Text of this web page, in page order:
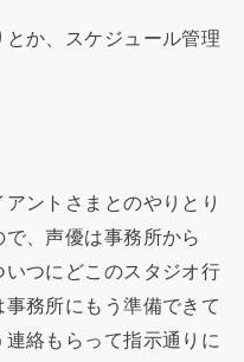
か、スケジュール管理
ントさまとのやりとり
、声優は事務所から
いつにどこのスタジオ行
務所にもう準備できて
絡もらって指示通りに